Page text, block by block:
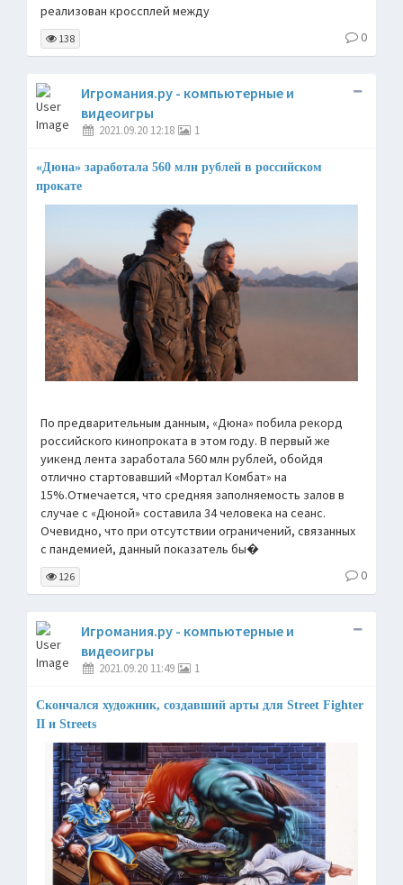
реализован кроссплей между
138 0
Игромания.ру - компьютерные и
видеоигры
2021.09.20 12:18 1
«Дюна» заработала 560 млн рублей в российском
прокате
По предварительным данным, «Дюна» побила рекорд
российского кинопроката в этом году. В первый же
уикенд лента заработала 560 млн рублей, обойдя
отлично стартовавший «Мортал Комбат» на
15%.Отмечается, что средняя заполняемость залов в
случае с «Дюной» составила 34 человека на сеанс.
Очевидно, что при отсутствии ограничений, связанных
с пандемией, данный показатель бы�
126 0
Игромания.ру - компьютерные и
видеоигры
2021.09.20 11:49 1
Скончался художник, создавший арты для Street Fighter
II и Streets